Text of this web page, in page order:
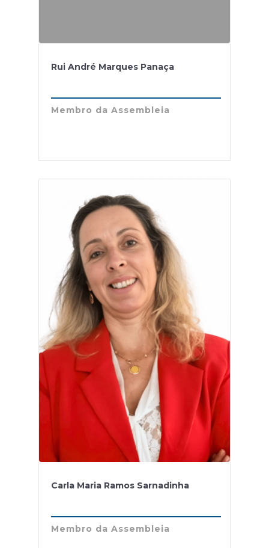
Rui André Marques Panaça
Membro da Assembleia
Carla Maria Ramos Sarnadinha
Membro da Assembleia